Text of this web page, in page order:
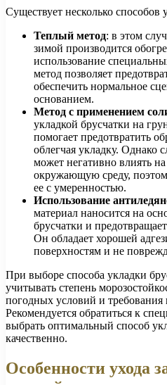
Существует несколько способов
Теплый метод: в этом
зимой производится
использование
метод позволяет
обеспечить нормальное
основанием.
Метод с применением
укладкой брусчатки на
помогает предотвратить
облегчая укладку. Однако
может негативно влиять
окружающую среду,
ее с умеренностью.
Использование
материал наносится на
брусчатки и
Он обладает хорошей
поверхностям и не
При выборе способа укладки
учитывать степень
погодных условий и требования
Рекомендуется обратиться к
выбрать оптимальный способ
качественно.
Особенности ухода